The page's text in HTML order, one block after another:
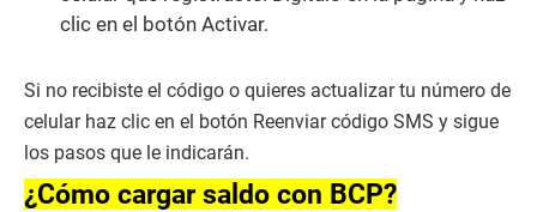
clic en el botón Activar.
Si no recibiste el código o quieres actualizar tu número de
celular haz clic en el botón Reenviar código SMS y sigue
los pasos que le indicarán.
¿Cómo cargar saldo con BCP?